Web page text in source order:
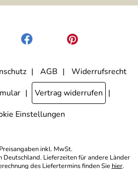
Ende des Newsletters anklicke. Die
habe ich zur Kenntnis genommen.
AGB
Widerrufsrecht
Vertrag widerrufen
Einstellungen
inkl. MwSt.
Deutschland. Lieferzeiten für andere Länder
des Liefertermins finden Sie hier.